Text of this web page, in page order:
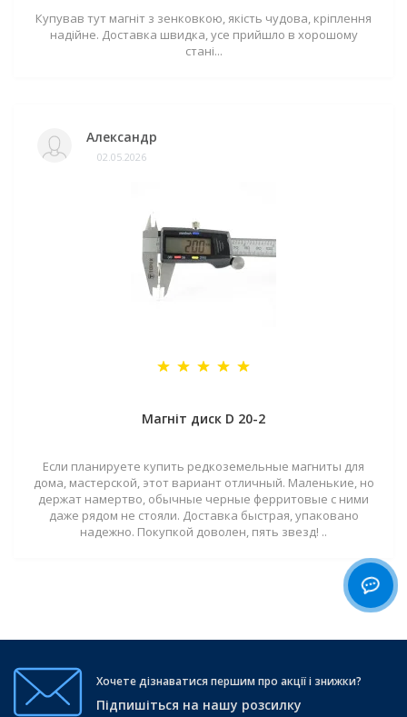
Купував тут магніт з зенковкою, якість чудова, кріплення
надійне. Доставка швидка, усе прийшло в хорошому
стані...
Александр
02.05.2026
Магніт диск D 20-2
Если планируете купить редкоземельные магниты для
дома, мастерской, этот вариант отличный. Маленькие, но
держат намертво, обычные черные ферритовые с ними
даже рядом не стояли. Доставка быстрая, упаковано
надежно. Покупкой доволен, пять звезд! ..
Хочете дізнаватися першим про акції і знижки?
Підпишіться на нашу розсилку